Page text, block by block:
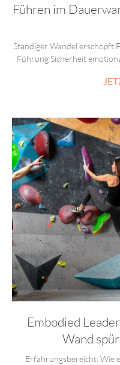
Führen im
Ständiger Wandel erschöpft
Führung Sicherheit
Embodied
Wand
Erfahrungsbereicht: Wie